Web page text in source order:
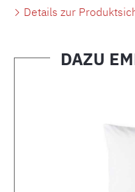
Details zur
DAZU